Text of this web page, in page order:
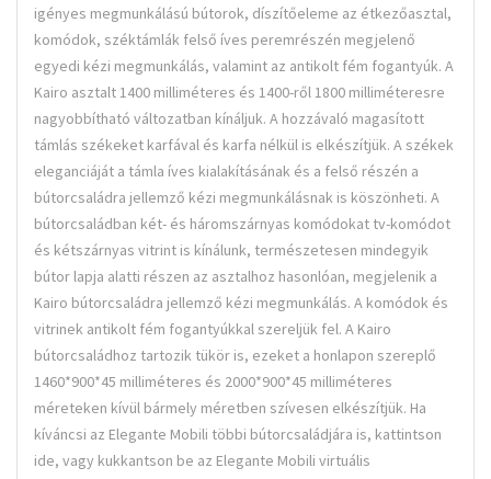
igényes megmunkálású bútorok, díszítőeleme az étkezőasztal,
komódok, széktámlák felső íves peremrészén megjelenő
egyedi kézi megmunkálás, valamint az antikolt fém fogantyúk. A
Kairo asztalt 1400 milliméteres és 1400-ről 1800 milliméteresre
nagyobbítható változatban kínáljuk. A hozzávaló magasított
támlás székeket karfával és karfa nélkül is elkészítjük. A székek
eleganciáját a támla íves kialakításának és a felső részén a
bútorcsaládra jellemző kézi megmunkálásnak is köszönheti. A
bútorcsaládban két- és háromszárnyas komódokat tv-komódot
és kétszárnyas vitrint is kínálunk, természetesen mindegyik
bútor lapja alatti részen az asztalhoz hasonlóan, megjelenik a
Kairo bútorcsaládra jellemző kézi megmunkálás. A komódok és
vitrinek antikolt fém fogantyúkkal szereljük fel. A Kairo
bútorcsaládhoz tartozik tükör is, ezeket a honlapon szereplő
1460*900*45 milliméteres és 2000*900*45 milliméteres
méreteken kívül bármely méretben szívesen elkészítjük. Ha
kíváncsi az Elegante Mobili többi bútorcsaládjára is, kattintson
ide, vagy kukkantson be az Elegante Mobili virtuális